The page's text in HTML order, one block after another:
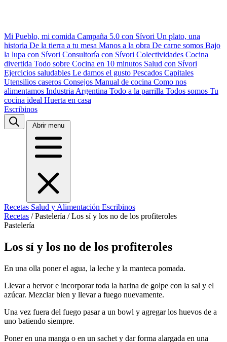
Mi Pueblo, mi comida Campaña 5.0 con Sívori Un plato, una
historia De la tierra a tu mesa Manos a la obra De carne somos Bajo
la lupa con Sívori Consultoría con Sívori Colectividades Cocina
divertida Todo sobre Cocina en 10 minutos Salud con Sívori
Ejercicios saludables Le damos el gusto Pescados Capitales
Utensilios caseros Consejos Manual de cocina Como nos
alimentamos Industria Argentina Todo a la parrilla Todos somos Tu
cocina ideal Huerta en casa
Escribinos
Abrir menu
Recetas Salud y Alimentación Escribinos
Recetas / Pastelería / Los sí y los no de los profiteroles
Pastelería
Los sí y los no de los profiteroles
En una olla poner el agua, la leche y la manteca pomada.
Llevar a hervor e incorporar toda la harina de golpe con la sal y el
azúcar. Mezclar bien y llevar a fuego nuevamente.
Una vez fuera del fuego pasar a un bowl y agregar los huevos de a
uno batiendo siempre.
Poner en una manga o en un sachet y dar forma alargada en una